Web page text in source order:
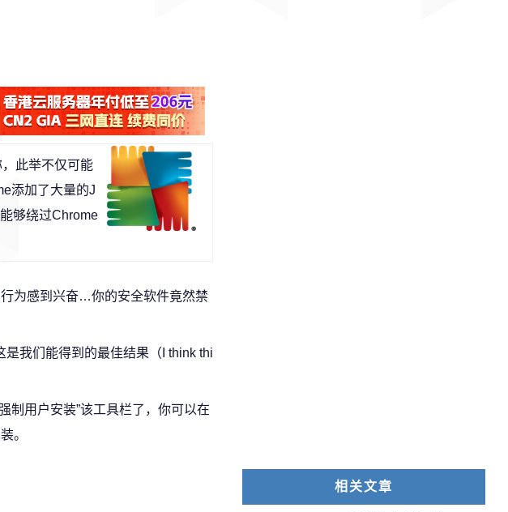
此举不仅可能
添加了大量的J
够绕过Chrome
为感到兴奋…你的安全软件竟然禁
我们能得到的最佳结果（I think thi
制用户安装”该工具栏了，你可以在
。
相关文章